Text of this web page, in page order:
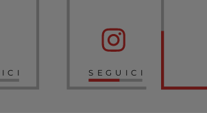
SEGUICI